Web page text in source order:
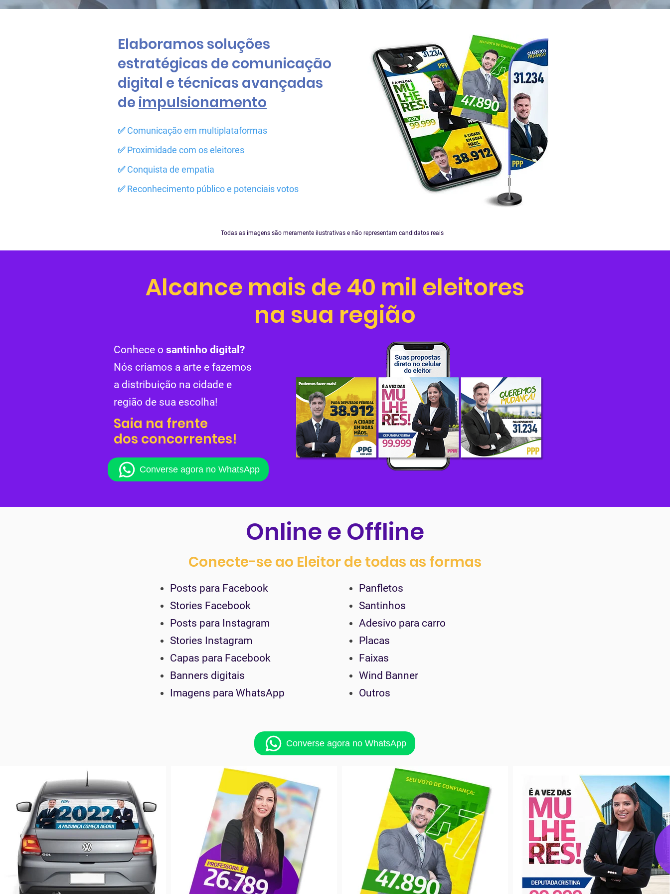
Elaboramos soluções
estratégicas de comunicação
digital e técnicas avançadas
de impulsionamento
✅ Comunicação em multiplataformas
✅ Proximidade com os eleitores
✅ Conquista de empatia
✅ Reconhecimento público e potenciais votos
Todas as imagens são meramente ilustrativas e não representam candidatos reais
Alcance mais de 40 mil eleitores
na sua região
Conhece o santinho digital?
Nós criamos a arte e fazemos
a distribuição na cidade e
região de sua escolha!
Saia na frente
dos concorrentes!
Converse agora no WhatsApp
Online e Offline
Conecte-se ao Eleitor de todas as formas
Posts para Facebook
Stories Facebook
Posts para Instagram
Stories Instagram
Capas para Facebook
Banners digitais
Imagens para WhatsApp
Panfletos
Santinhos
Adesivo para carro
Placas
Faixas
Wind Banner
Outros
Converse agora no WhatsApp